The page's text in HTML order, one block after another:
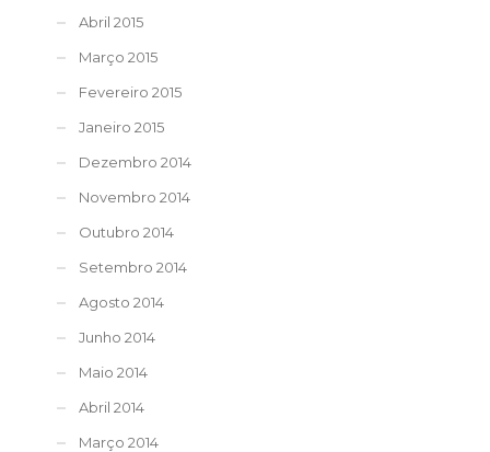
Abril 2015
Março 2015
Fevereiro 2015
Janeiro 2015
Dezembro 2014
Novembro 2014
Outubro 2014
Setembro 2014
Agosto 2014
Junho 2014
Maio 2014
Abril 2014
Março 2014